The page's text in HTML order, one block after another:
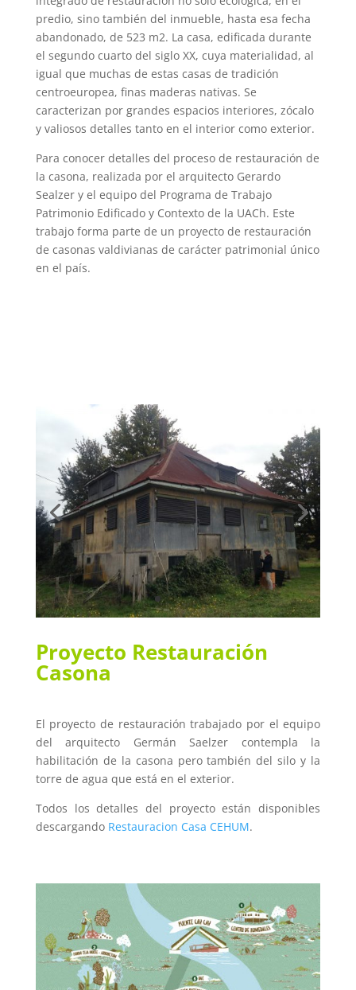
predio, sino también del inmueble, hasta esa fecha
abandonado, de 523 m2. La casa, edificada durante
el segundo cuarto del siglo XX, cuya materialidad, al
igual que muchas de estas casas de tradición
centroeuropea, finas maderas nativas. Se
caracterizan por grandes espacios interiores, zócalo
y valiosos detalles tanto en el interior como exterior.
Para conocer detalles del proceso de restauración de
la casona, realizada por el arquitecto Gerardo
Sealzer y el equipo del Programa de Trabajo
Patrimonio Edificado y Contexto de la UACh. Este
trabajo forma parte de un proyecto de restauración
de casonas valdivianas de carácter patrimonial único
en el país.
Proyecto Restauración
Casona
El proyecto de restauración trabajado por el equipo
del arquitecto Germán Saelzer contempla la
habilitación de la casona pero también del silo y la
torre de agua que está en el exterior.
Todos los detalles del proyecto están disponibles
descargando Restauracion Casa CEHUM.